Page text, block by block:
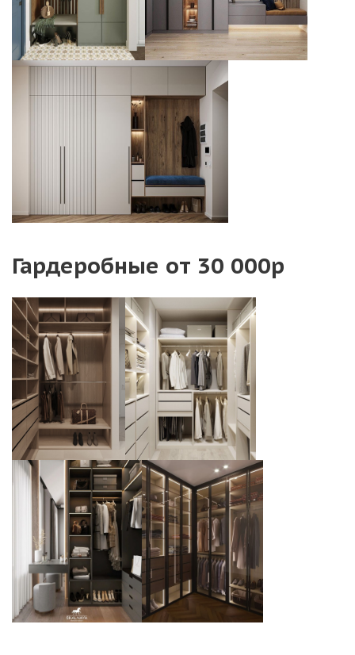
Гардеробные от 30 000р